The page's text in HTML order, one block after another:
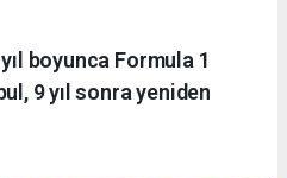
boyunca Formula 1
9 yıl sonra yeniden